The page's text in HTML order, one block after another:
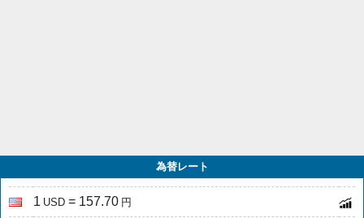
為替レート
1 USD = 157.70 円